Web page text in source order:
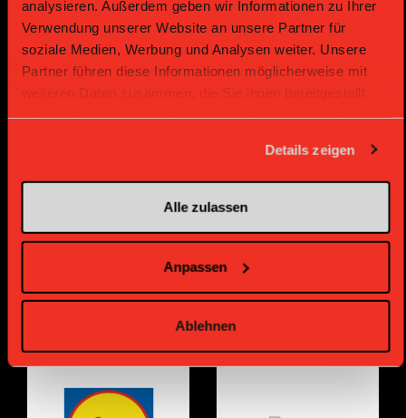
analysieren. Außerdem geben wir Informationen zu Ihrer
Verwendung unserer Website an unsere Partner für
soziale Medien, Werbung und Analysen weiter. Unsere
Partner führen diese Informationen möglicherweise mit
weiteren Daten zusammen, die Sie ihnen bereitgestellt
Details zeigen
Alle zulassen
Anpassen
Ablehnen
Gold Partner
Gold Partner Gold Partner